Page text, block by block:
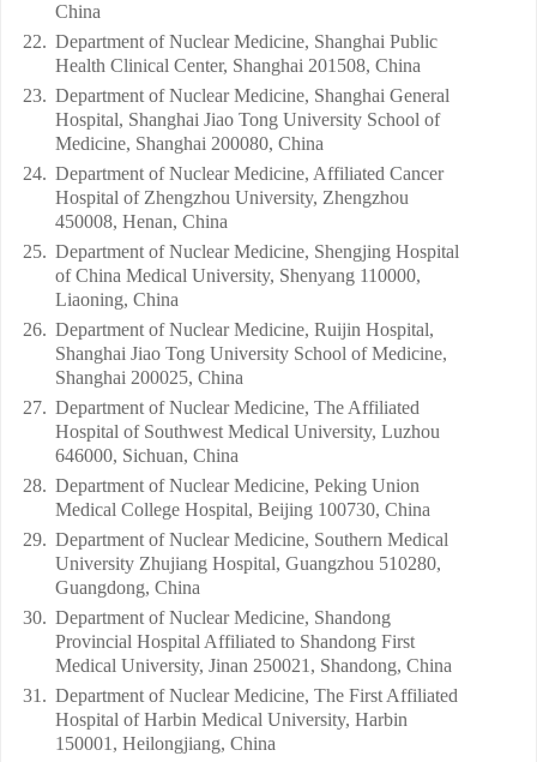
China
22. Department of Nuclear Medicine, Shanghai Public
Health Clinical Center, Shanghai 201508, China
23. Department of Nuclear Medicine, Shanghai General
Hospital, Shanghai Jiao Tong University School of
Medicine, Shanghai 200080, China
24. Department of Nuclear Medicine, Affiliated Cancer
Hospital of Zhengzhou University, Zhengzhou
450008, Henan, China
25. Department of Nuclear Medicine, Shengjing Hospital
of China Medical University, Shenyang 110000,
Liaoning, China
26. Department of Nuclear Medicine, Ruijin Hospital,
Shanghai Jiao Tong University School of Medicine,
Shanghai 200025, China
27. Department of Nuclear Medicine, The Affiliated
Hospital of Southwest Medical University, Luzhou
646000, Sichuan, China
28. Department of Nuclear Medicine, Peking Union
Medical College Hospital, Beijing 100730, China
29. Department of Nuclear Medicine, Southern Medical
University Zhujiang Hospital, Guangzhou 510280,
Guangdong, China
30. Department of Nuclear Medicine, Shandong
Provincial Hospital Affiliated to Shandong First
Medical University, Jinan 250021, Shandong, China
31. Department of Nuclear Medicine, The First Affiliated
Hospital of Harbin Medical University, Harbin
150001, Heilongjiang, China